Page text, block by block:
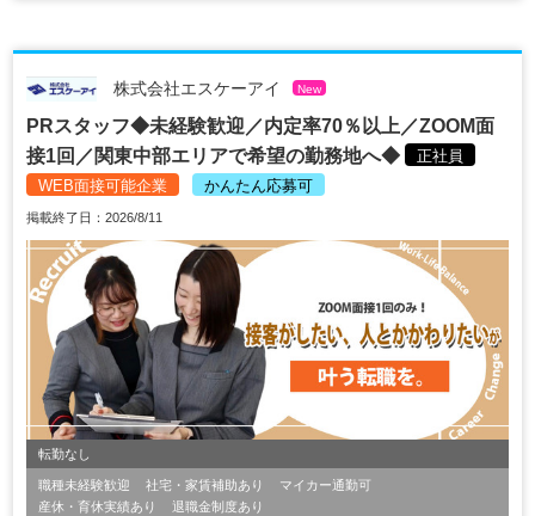
株式会社エスケーアイ New
PRスタッフ◆未経験歓迎／内定率70％以上／ZOOM面
接1回／関東中部エリアで希望の勤務地へ◆
正社員
WEB面接可能企業
かんたん応募可
掲載終了日：2026/8/11
転勤なし
職種未経験歓迎 社宅・家賃補助あり
マイカー通勤可
産休・育休実績あり
退職金制度あり